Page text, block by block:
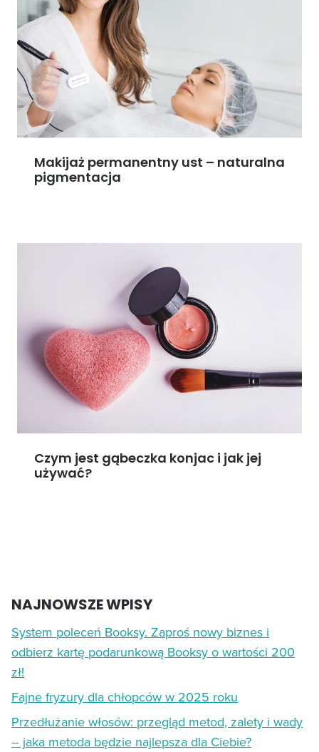
Makijaż permanentny ust – naturalna
pigmentacja
Czym jest gąbeczka konjac i jak jej
używać?
NAJNOWSZE WPISY
System poleceń Booksy. Zaproś nowy biznes i
odbierz kartę podarunkową Booksy o wartości 200
zł!
Fajne fryzury dla chłopców w 2025 roku
Przedłużanie włosów: przegląd metod, zalety i wady
– jaka metoda będzie najlepsza dla Ciebie?